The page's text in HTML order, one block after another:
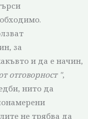
за
и да е начин,
отговорност ",
нито да
не трябва да